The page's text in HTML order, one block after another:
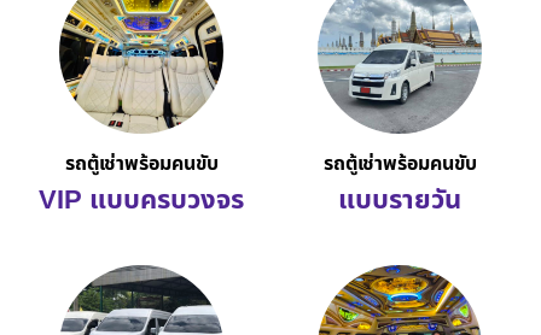
รถตู้เช่าพร้อมคนขับ
VIP แบบครบวงจร
รถตู้เช่าพร้อมคนขับ
แบบรายวัน